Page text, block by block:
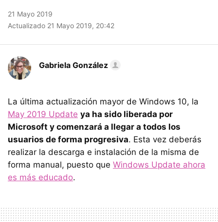
21 Mayo 2019
Actualizado 21 Mayo 2019, 20:42
Gabriela González
La última actualización mayor de Windows 10, la
May 2019 Update ya ha sido liberada por
Microsoft y comenzará a llegar a todos los
usuarios de forma progresiva. Esta vez deberás
realizar la descarga e instalación de la misma de
forma manual, puesto que Windows Update ahora
es más educado.